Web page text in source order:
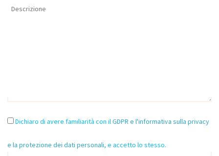
Dichiaro di avere familiarità con il GDPR e l'informativa sulla privacy
e la protezione dei dati personali, e accetto lo stesso.